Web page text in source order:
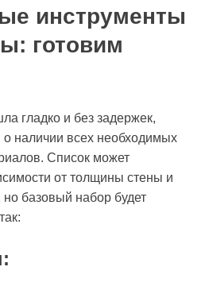
инструменты
готовим
гладко и без задержек,
о наличии всех необходимых
Список может
от толщины стены и
базовый набор будет